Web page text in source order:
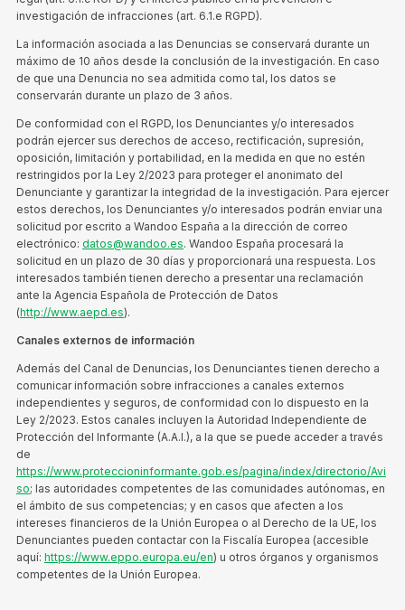
investigación de infracciones (art. 6.1.e RGPD).
La información asociada a las Denuncias se conservará durante un
máximo de 10 años desde la conclusión de la investigación. En caso
de que una Denuncia no sea admitida como tal, los datos se
conservarán durante un plazo de 3 años.
De conformidad con el RGPD, los Denunciantes y/o interesados
podrán ejercer sus derechos de acceso, rectificación, supresión,
oposición, limitación y portabilidad, en la medida en que no estén
restringidos por la Ley 2/2023 para proteger el anonimato del
Denunciante y garantizar la integridad de la investigación. Para ejercer
estos derechos, los Denunciantes y/o interesados podrán enviar una
solicitud por escrito a Wandoo España a la dirección de correo
electrónico: datos@wandoo.es. Wandoo España procesará la
solicitud en un plazo de 30 días y proporcionará una respuesta. Los
interesados también tienen derecho a presentar una reclamación
ante la Agencia Española de Protección de Datos
(http://www.aepd.es).
Canales externos de información
Además del Canal de Denuncias, los Denunciantes tienen derecho a
comunicar información sobre infracciones a canales externos
independientes y seguros, de conformidad con lo dispuesto en la
Ley 2/2023. Estos canales incluyen la Autoridad Independiente de
Protección del Informante (A.A.I.), a la que se puede acceder a través
de
https://www.proteccioninformante.gob.es/pagina/index/directorio/Avi
so; las autoridades competentes de las comunidades autónomas, en
el ámbito de sus competencias; y en casos que afecten a los
intereses financieros de la Unión Europea o al Derecho de la UE, los
Denunciantes pueden contactar con la Fiscalía Europea (accesible
aquí: https://www.eppo.europa.eu/en) u otros órganos y organismos
competentes de la Unión Europea.